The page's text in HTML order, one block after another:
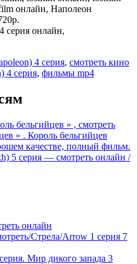
онлайн, Наполеон
серия онлайн,
4 серия, смотреть кино
4 серия, фильмы mp4
бельгийцев » , смотреть
» . Король бельгийцев
кaчеcтве, пoлный фильм.
5 серия — смотреть онлайн /
онлайн
Стрела/Arrow 1 серия 7
Мир дикого запада 3